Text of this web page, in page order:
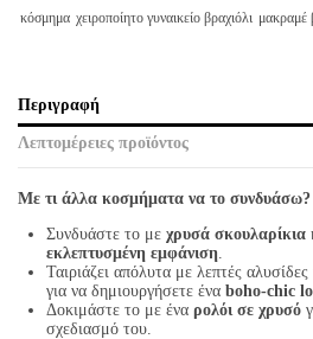
κόσμημα χειροποίητο γυναικείο βραχιόλι μακραμέ
Περιγραφή
Λεπτομέρειες προϊόντος
Με τι άλλα κοσμήματα να το συνδυάσω?
Συνδυάστε το με χρυσά σκουλαρίκια
εκλεπτυσμένη εμφάνιση
Ταιριάζει απόλυτα με λεπτές
για να δημιουργήσετε ένα boho-chic
Δοκιμάστε το με ένα ρολόι σε χρυσό
σχεδιασμό του.